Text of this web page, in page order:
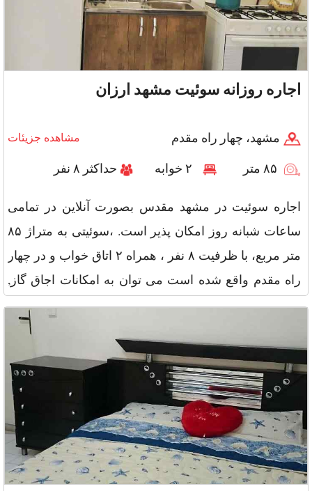
اجاره روزانه سوئیت مشهد ارزان
مشهد، چهار راه مقدم مشاهده جزیئات
حداکثر ۸ نفر
اجاره سوئیت در مشهد مقدس بصورت آنلاین در تمامی
ساعات شبانه روز امکان پذیر است. ،سوئیتی به متراژ ۸۵
متر مربع، با ظرفیت ۸ نفر ، همراه ۲ اتاق خواب و در چهار
راه مقدم واقع شده است می توان به امکانات اجاق گاز,
وسایل آشپزی, ی